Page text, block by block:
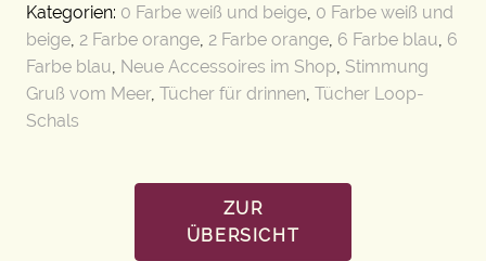
Kategorien: 0 Farbe weiß und beige 0 Farbe weiß und
beige 2 Farbe orange 2 Farbe orange 6 Farbe blau 6
Farbe blau Neue Accessoires im Shop Stimmung
Gruß vom Meer, Tücher für drinnen Tücher Loop-
Schals
ZUR
ÜBERSICHT